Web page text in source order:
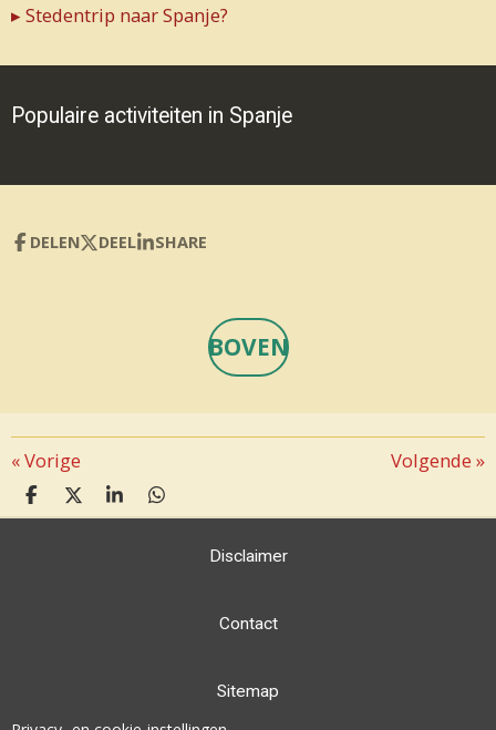
▸ Stedentrip naar Spanje?
Populaire activiteiten in Spanje
DELEN DEEL SHARE
BOVEN
«Vorige Volgende »
D
E
D
E
S
H
D
E
Disclaimer
Contact
Sitemap